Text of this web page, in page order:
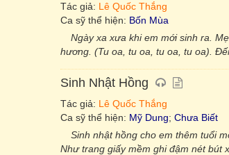
Tác giả: Lê Quốc Thắng
Ca sỹ thể hiện: Bốn Mùa
Ngày xa xưa khi em mới sinh ra.
hương. (Tu oa, tu oa, tu oa, tu oa).
Sinh Nhật Hồng
Tác giả: Lê Quốc Thắng
Ca sỹ thể hiện: Mỹ Dung; Chưa Biết
Sinh nhật hồng cho em thêm tuổi
Như trang giấy mềm ghi đậm nét bút